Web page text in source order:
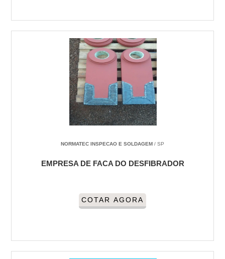
NORMATEC INSPECAO E SOLDAGEM / SP
EMPRESA DE FACA DO DESFIBRADOR
COTAR AGORA